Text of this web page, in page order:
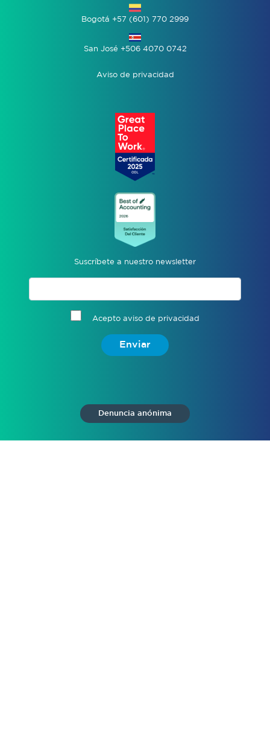
Bogotá +57 (601) 770 2999
San José +506 4070 0742
Aviso de privacidad
Suscríbete a nuestro newsletter
Acepto aviso de privacidad
Enviar
Denuncia anónima